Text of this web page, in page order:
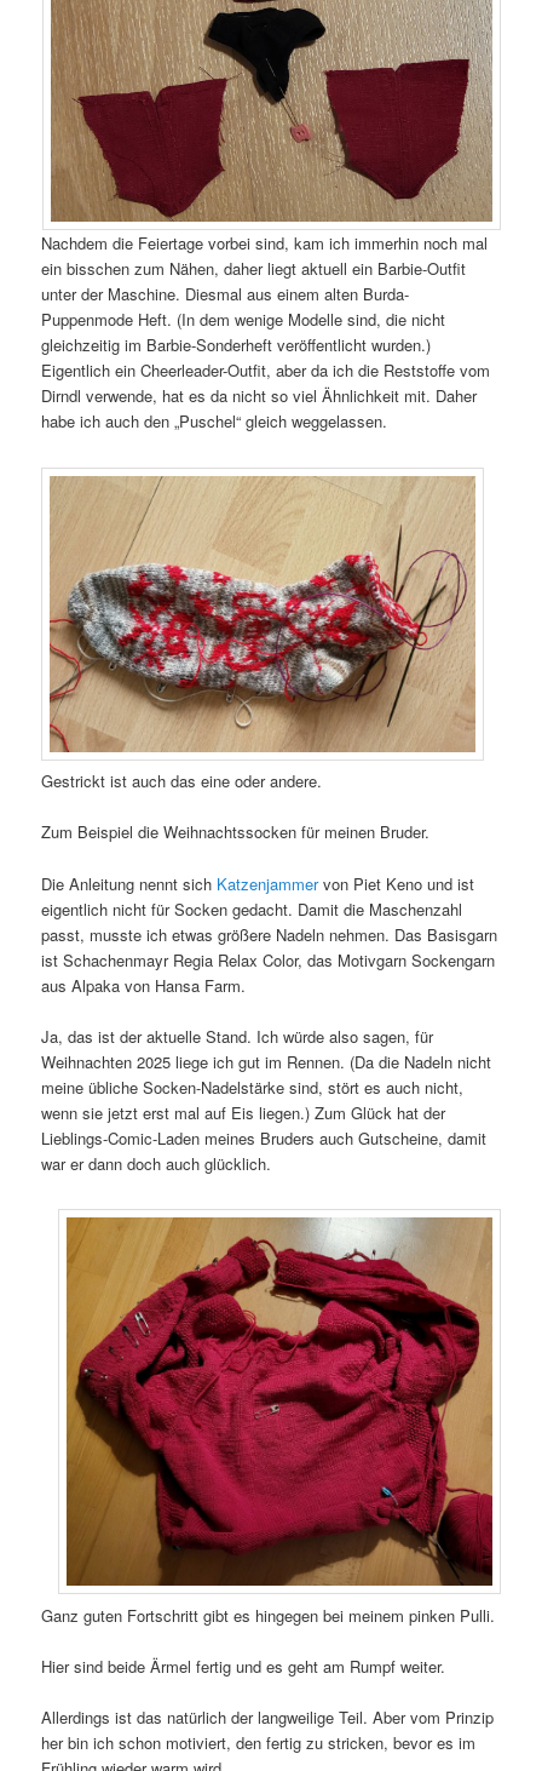
Nachdem die Feiertage vorbei sind, kam ich immerhin noch mal
ein bisschen zum Nähen, daher liegt aktuell ein Barbie-Outfit
unter der Maschine. Diesmal aus einem alten Burda-
Puppenmode Heft. (In dem wenige Modelle sind, die nicht
gleichzeitig im Barbie-Sonderheft veröffentlicht wurden.)
Eigentlich ein Cheerleader-Outfit, aber da ich die Reststoffe vom
Dirndl verwende, hat es da nicht so viel Ähnlichkeit mit. Daher
habe ich auch den „Puschel“ gleich weggelassen.
Gestrickt ist auch das eine oder andere.
Zum Beispiel die Weihnachtssocken für meinen Bruder.
Die Anleitung nennt sich Katzenjammervon Piet Keno und ist
eigentlich nicht für Socken gedacht. Damit die Maschenzahl
passt, musste ich etwas größere Nadeln nehmen. Das Basisgarn
ist Schachenmayr Regia Relax Color, das Motivgarn Sockengarn
aus Alpaka von Hansa Farm.
Ja, das ist der aktuelle Stand. Ich würde also sagen, für
Weihnachten 2025 liege ich gut im Rennen. (Da die Nadeln nicht
meine übliche Socken-Nadelstärke sind, stört es auch nicht,
wenn sie jetzt erst mal auf Eis liegen.) Zum Glück hat der
Lieblings-Comic-Laden meines Bruders auch Gutscheine, damit
war er dann doch auch glücklich.
Ganz guten Fortschritt gibt es hingegen bei meinem pinken Pulli.
Hier sind beide Ärmel fertig und es geht am Rumpf weiter.
Allerdings ist das natürlich der langweilige Teil. Aber vom Prinzip
her bin ich schon motiviert, den fertig zu stricken, bevor es im